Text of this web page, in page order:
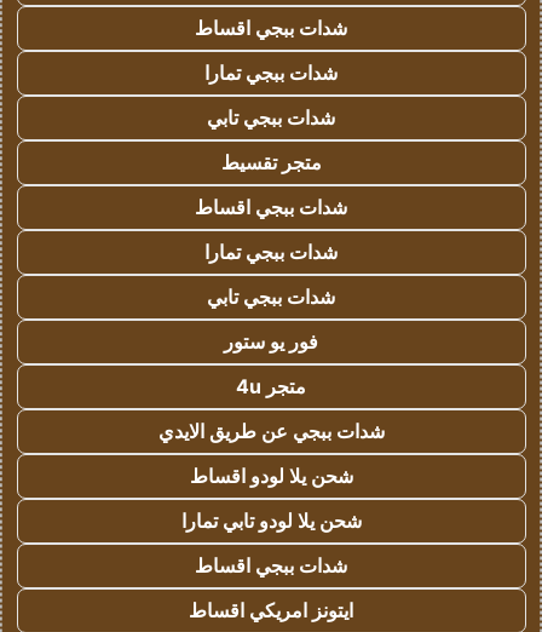
شدات ببجي اقساط
شدات ببجي تمارا
شدات ببجي تابي
متجر تقسيط
شدات ببجي اقساط
شدات ببجي تمارا
شدات ببجي تابي
فور يو ستور
متجر 4u
شدات ببجي عن طريق الايدي
شحن يلا لودو اقساط
شحن يلا لودو تابي تمارا
شدات ببجي اقساط
ايتونز امريكي اقساط